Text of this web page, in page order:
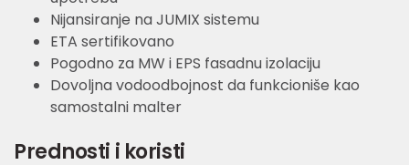
Nijansiranje na JUMIX sistemu
ETA sertifikovano
Pogodno za MW i EPS fasadnu izolaciju
Dovoljna vodoodbojnost da funkcioniše kao
samostalni malter
Prednosti i koristi